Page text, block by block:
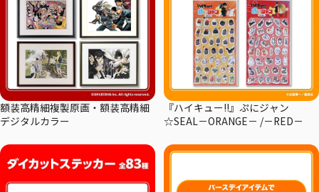
額装高精細複製原画・額装高精細
デジタルカラー
『ハイキュー!!』ぷにジャン
☆SEAL－ORANGE－ /－RED－